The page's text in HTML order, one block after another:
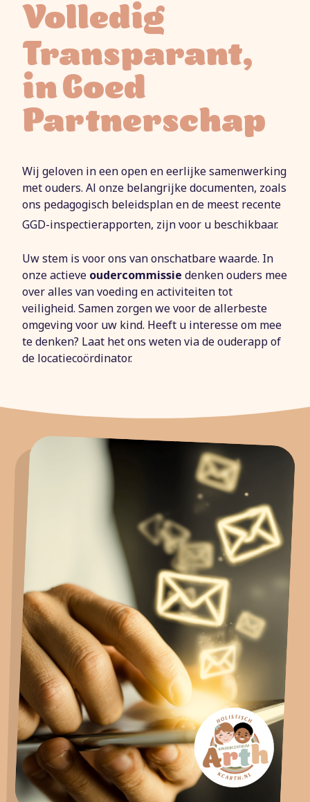
Volledig
Transparant,
in Goed
Partnerschap
Wij geloven in een open en eerlijke samenwerking
met ouders. Al onze belangrijke documenten, zoals
ons pedagogisch beleidsplan en de meest recente
GGD-inspectierapporten, zijn voor u beschikbaar.
Uw stem is voor ons van onschatbare waarde. In
onze actieve oudercommissie denken ouders mee
over alles van voeding en activiteiten tot
veiligheid. Samen zorgen we voor de allerbeste
omgeving voor uw kind. Heeft u interesse om mee
te denken? Laat het ons weten via de ouderapp of
de locatiecoördinator.